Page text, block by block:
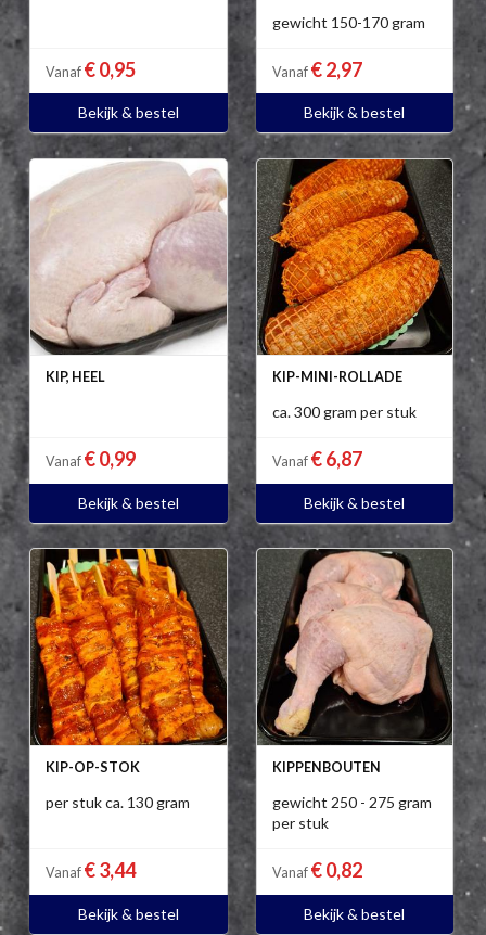
Vanaf € 0,95
Bekijk & bestel
gewicht 150-170 gram
Vanaf € 2,97
Bekijk & bestel
KIP, HEEL
Vanaf € 0,99
Bekijk & bestel
KIP-MINI-ROLLADE
ca. 300 gram per stuk
Vanaf € 6,87
Bekijk & bestel
KIP-OP-STOK
per stuk ca. 130 gram
Vanaf € 3,44
Bekijk & bestel
KIPPENBOUTEN
gewicht 250 - 275 gram
per stuk
Vanaf € 0,82
Bekijk & bestel